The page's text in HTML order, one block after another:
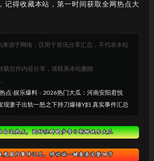
记得收藏本站，第一时间获取全网热点大
源于网络，仅用于资讯分享汇总，不代表本站
载仅作内容分享，请联系本站删除
点-娱乐爆料 » 2026热门大瓜：河南安阳君悦
现妻子出轨一怒之下持刀爆锤Y妇 真实事件汇总